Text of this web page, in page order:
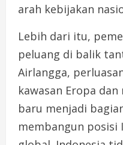
arah kebijakan
Lebih dari itu,
peluang di balik
Airlangga,
kawasan Eropa
baru menjadi
membangun posisi